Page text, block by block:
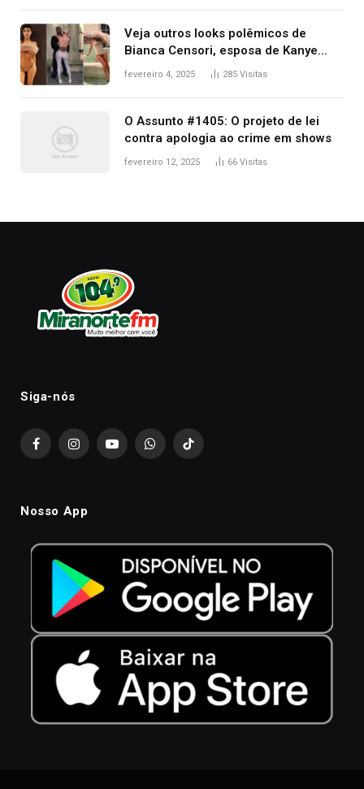
Veja outros looks polêmicos de
Bianca Censori, esposa de Kanye
West que apareceu nua no Grammy
fevereiro 4, 2025 285 Visitas
O Assunto #1405: O projeto de lei
contra apologia ao crime em shows
fevereiro 12, 2025 66 Visitas
Siga-nós
FacebookInstagramYouTubeWhatsAppTikTok
Nosso App